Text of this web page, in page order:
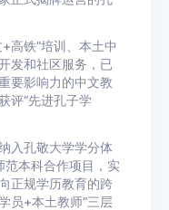
高铁”培训、本土中
发和社区服务，已
要影响力的中文教
评“先进孔子学
入孔敬大学学分体
范本科合作项目，实
正规学历教育的跨
员+本土教师”三层